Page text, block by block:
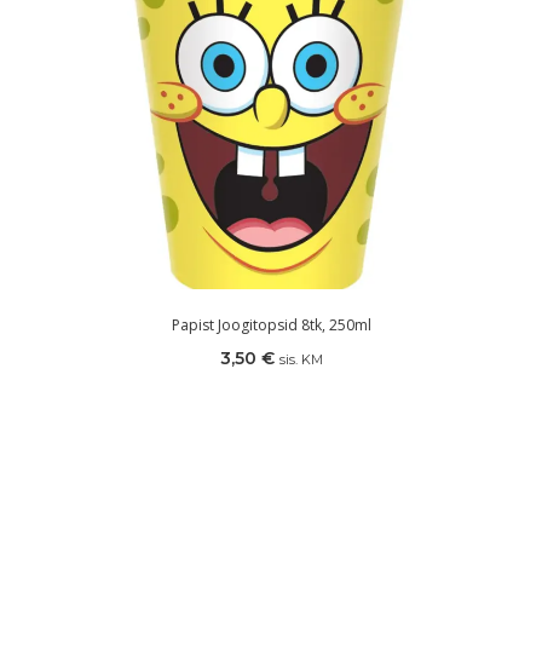
Papist Joogitopsid 8tk, 250ml
3,50 € sis. KM